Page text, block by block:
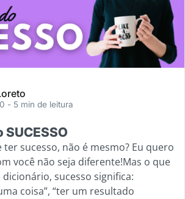
- 5 min de leitura
sucesso, não é mesmo? Eu quero
você não seja diferente!Mas o que
dicionário, sucesso significa:
coisa”, “ter um resultado